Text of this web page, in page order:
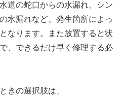
道の蛇口からの水漏れ、シン
水漏れなど、発生箇所によっ
なります。また放置すると状
、できるだけ早く修理する必
きの選択肢は、